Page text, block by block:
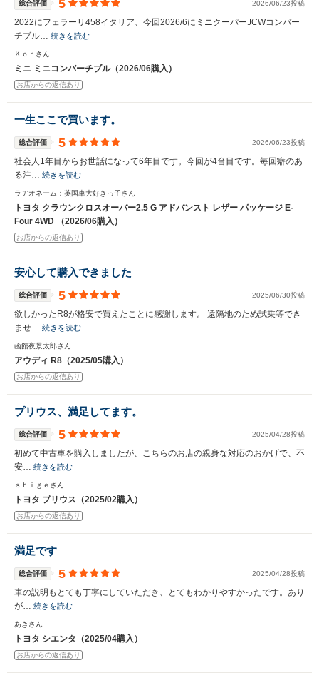
総合評価 5 2026/06/23投稿
2022にフェラーリ458イタリア、今回2026/6にミニクーパーJCWコンバー
チブル… 続きを読む
Ｋｏｈさん
ミニ ミニコンバーチブル（2026/06購入）
お店からの返信あり
一生ここで買います。
総合評価 5 2026/06/23投稿
社会人1年目からお世話になって6年目です。今回が4台目です。毎回癖のあ
る注… 続きを読む
ラヂオネーム：英国車大好きっ子さん
トヨタ クラウンクロスオーバー2.5 G アドバンスト レザー パッケージ E-
Four 4WD （2026/06購入）
お店からの返信あり
安心して購入できました
総合評価 5 2025/06/30投稿
欲しかったR8が格安で買えたことに感謝します。 遠隔地のため試乗等でき
ませ… 続きを読む
函館夜景太郎さん
アウディ R8（2025/05購入）
お店からの返信あり
プリウス、満足してます。
総合評価 5 2025/04/28投稿
初めて中古車を購入しましたが、こちらのお店の親身な対応のおかげで、不
安… 続きを読む
ｓｈｉｇｅさん
トヨタ プリウス（2025/02購入）
お店からの返信あり
満足です
総合評価 5 2025/04/28投稿
車の説明もとても丁寧にしていただき、とてもわかりやすかったです。あり
が… 続きを読む
あきさん
トヨタ シエンタ（2025/04購入）
お店からの返信あり